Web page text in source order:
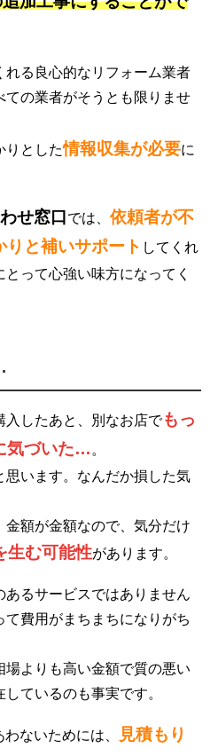
れる良心的なリフォーム業者
ての業者がそうとも限りませ
りとした情報収集が必要に
せ窓口 では、 依頼者が不
りと補いサポート してくれ
って心強い味方になってく
入したあと、別なお店でもっ
気づいた…
思います。なんだか損した気
金額が金額なので、気分だけ
生む可能性があります。
るサービスではありません
費用がまちまちになりがち
よりも高い金額で質の悪い
ているのも事実です。
わないためには、
見積もり